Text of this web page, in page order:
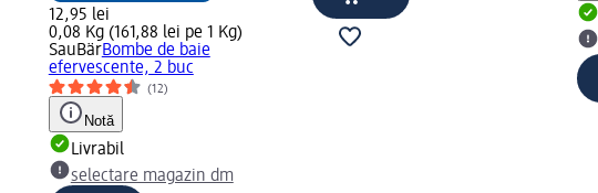
12,95 lei
0,08 Kg (161,88 lei pe 1 Kg)
SauBärBombe de baie
efervescente, 2 buc
(12)
Notă
Livrabil
selectare magazin dm